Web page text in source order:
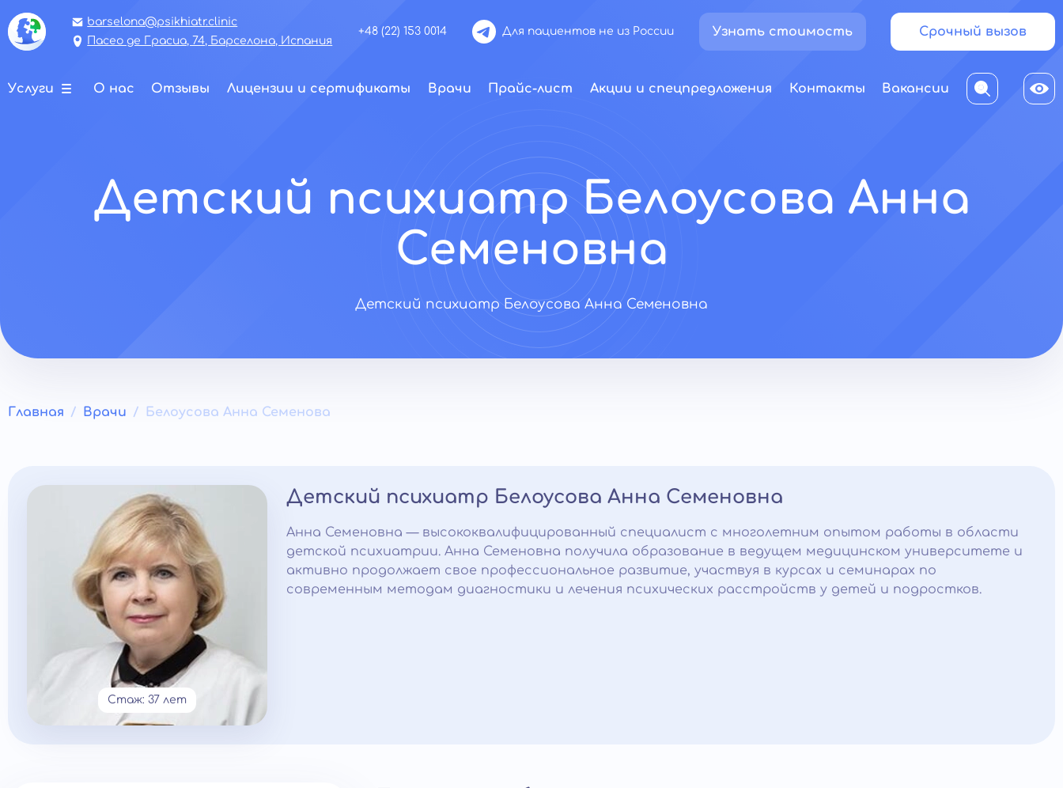
barselona@psikhiatr.clinic
Пасео де Грасиа, 74, Барселона, Испания
+48 (22) 153 0014 Для пациентов не из России Узнать стоимость Срочный вызов
Услуги О нас Отзывы Лицензии и сертификаты Врачи Прайс-лист Акции и спецпредложения Контакты Вакансии
Детский психиатр Белоусова Анна
Семеновна
Детский психиатр Белоусова Анна Семеновна
Главная Врачи Белоусова Анна Семенова
Стаж: 37 лет
Детский психиатр Белоусова Анна Семеновна
Анна Семеновна — высококвалифицированный специалист с многолетним опытом работы в области
детской психиатрии. Анна Семеновна получила образование в ведущем медицинском университете и
активно продолжает свое профессиональное развитие, участвуя в курсах и семинарах по
современным методам диагностики и лечения психических расстройств у детей и подростков.